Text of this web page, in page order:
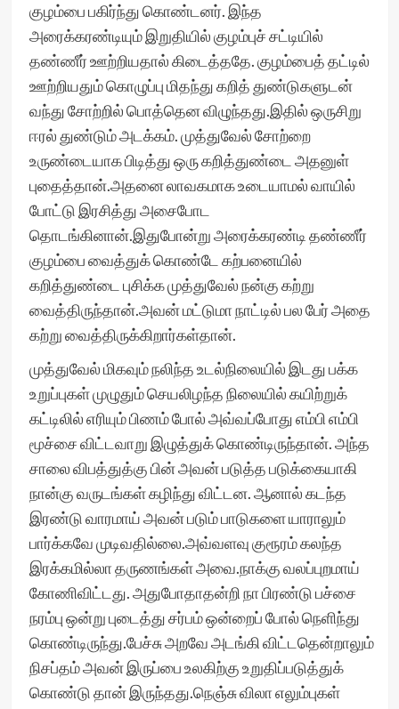
குழம்பை பகிர்ந்து கொண்டனர். இந்த‌
அரைக்கரண்டியும் இறுதியில் குழம்புச் சட்டியில்
தண்ணீர் ஊற்றியதால் கிடைத்ததே. குழம்பைத் தட்டில்
ஊற்றியதும் கொழுப்பு மிதந்து கறித் துண்டுகளுடன்
வந்து சோற்றில் பொத்தென விழுந்தது.இதில் ஒரு‌சிறு
ஈரல்‌ துண்டும் அடக்கம். முத்துவேல் சோற்றை
உருண்டையாக பிடித்து ஒரு கறித்துண்டை அதனுள்
புதைத்தான்.அதனை லாவகமாக உடையாமல் வாயில்
போட்டு இரசித்து அசைபோட
தொடங்கினான்.இதுபோன்று அரைக்கரண்டி தண்ணீர்
குழம்பை வைத்துக் கொண்டே கற்பனையில்
கறித்துண்டை புசிக்க முத்துவேல்‌ நன்கு கற்று
வைத்திருந்தான்.அவன் மட்டுமா நாட்டில் பல பேர் அதை
கற்று வைத்திருக்கிறார்கள்தான்.
முத்துவேல் மிகவும் நலிந்த உடல்நிலையில் இடது பக்க
உறுப்புகள் முழுதும் செயலிழந்த நிலையில் கயிற்றுக்
கட்டிலில் எரியும் பிணம் போல் அவ்வப்போது எம்பி எம்பி
மூச்சை விட்டவாறு இழுத்துக் கொண்டிருந்தான். அந்த
சாலை விபத்துத்கு‌ பின்‌ அவன் படுத்த படுக்கையாகி
நான்கு வருடங்கள் கழிந்து விட்டன. ஆனால் கடந்த
இரண்டு வாரமாய் அவன் படும் பாடுகளை யாராலும்
பார்க்கவே முடிவதில்லை.அவ்வளவு குரூரம் கலந்த
இரக்கமில்லா தருணங்கள் அவை.நாக்கு வலப்புறமாய்
கோணிவிட்டது. அதுபோதாதன்றி நா பிரண்டு பச்சை
நரம்பு ஒன்று புடைத்து சர்பம் ஒன்றைப் போல் நெளிந்து
கொண்டிருந்து.பேச்சு அறவே அடங்கி விட்டதென்றாலும்
நிசப்தம் அவன் இருப்பை உலகிற்கு உறுதிப்படுத்துக்‌
கொண்டு தான் இருந்தது.நெஞ்சு விலா எலும்புகள்